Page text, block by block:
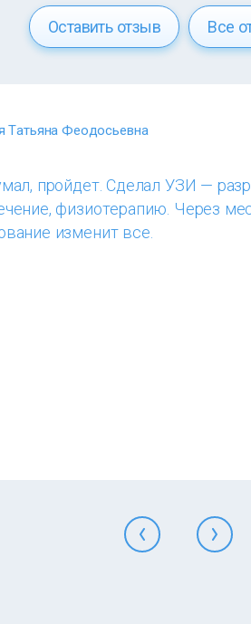
Оставить отзыв Все
Татьяна Феодосьевна
пройдет. Сделал УЗИ —
физиотерапию. Через
изменит все.